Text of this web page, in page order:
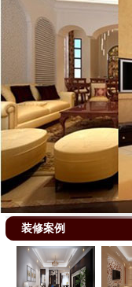
装修案例